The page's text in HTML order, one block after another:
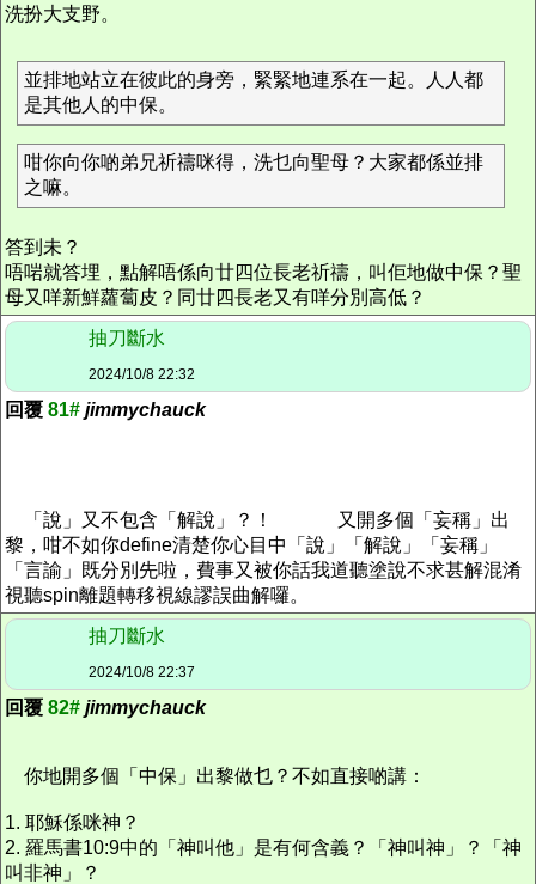
洗扮大支野。
並排地站立在彼此的身旁，緊緊地連系在一起。人人都
是其他人的中保。
咁你向你啲弟兄祈禱咪得，洗乜向聖母？大家都係並排
之嘛。
答到未？
唔啱就答埋，點解唔係向廿四位長老祈禱，叫佢地做中保？聖
母又咩新鮮蘿蔔皮？同廿四長老又有咩分別高低？
抽刀斷水
2024/10/8 22:32
回覆 81# jimmychauck
「說」又不包含「解說」？！
又開多個「妄稱」出
黎，咁不如你define清楚你心目中「說」「解說」「妄稱」
「言諭」既分別先啦，費事又被你話我道聽塗說不求甚解混淆
視聽spin離題轉移視線謬誤曲解囉。
抽刀斷水
2024/10/8 22:37
回覆 82# jimmychauck
你地開多個「中保」出黎做乜？不如直接啲講：
1. 耶穌係咪神？
2. 羅馬書10:9中的「神叫他」是有何含義？「神叫神」？「神
叫非神」？